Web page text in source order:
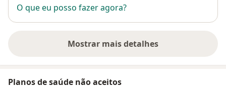
O que eu posso fazer agora?
Mostrar mais detalhes
sobre o endereço
Planos de saúde não aceitos